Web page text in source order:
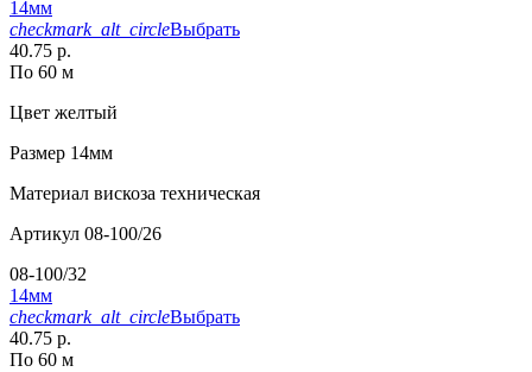
14мм
checkmark_alt_circleВыбрать
40.75 р.
По 60 м
Цвет желтый
Размер 14мм
Материал вискоза техническая
Артикул 08-100/26
08-100/32
14мм
checkmark_alt_circleВыбрать
40.75 р.
По 60 м